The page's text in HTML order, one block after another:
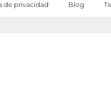
de privacidad Blog